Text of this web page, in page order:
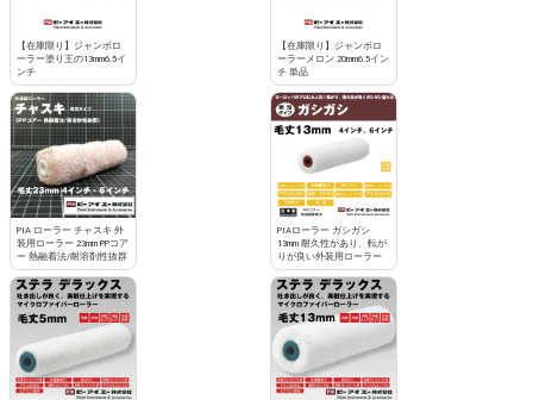
【在庫限り】ジャンボロ
ーラー塗り王の13mm6.5イ
ンチ
【在庫限り】ジャンボロ
ーラーメロン 20mm6.5イン
チ 単品
PIA ローラー チャスキ 外
装用ローラー 23mm PPコア
ー 熱融着法/耐溶剤性抜群
PIAローラー ガシガシ
13mm 耐久性があり、転が
りが良い外装用ローラー